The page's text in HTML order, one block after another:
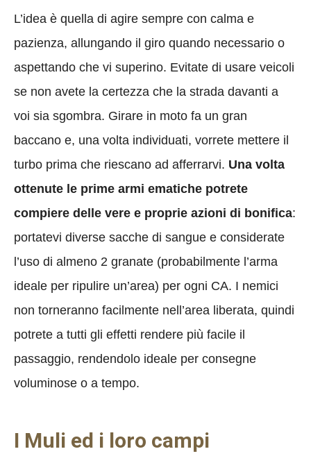
L’idea è quella di agire sempre con calma e
pazienza, allungando il giro quando necessario o
aspettando che vi superino. Evitate di usare veicoli
se non avete la certezza che la strada davanti a
voi sia sgombra. Girare in moto fa un gran
baccano e, una volta individuati, vorrete mettere il
turbo prima che riescano ad afferrarvi. Una volta
ottenute le prime armi ematiche potrete
compiere delle vere e proprie azioni di bonifica:
portatevi diverse sacche di sangue e considerate
l’uso di almeno 2 granate (probabilmente l’arma
ideale per ripulire un’area) per ogni CA. I nemici
non torneranno facilmente nell’area liberata, quindi
potrete a tutti gli effetti rendere più facile il
passaggio, rendendolo ideale per consegne
voluminose o a tempo.
I Muli ed i loro campi